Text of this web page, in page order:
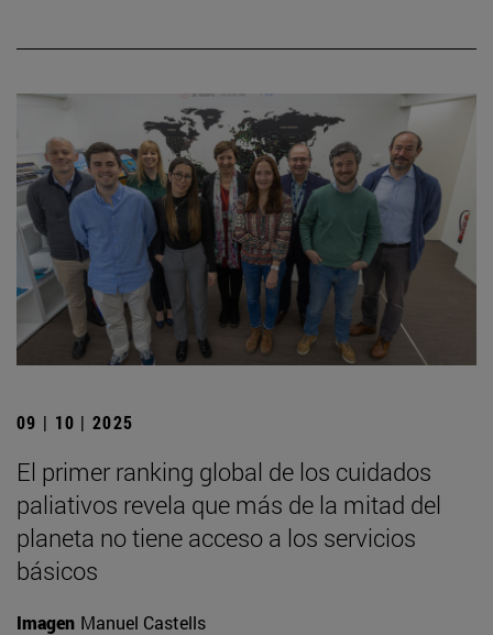
09 | 10 | 2025
El primer ranking global de los cuidados
paliativos revela que más de la mitad del
planeta no tiene acceso a los servicios
básicos
Imagen Manuel Castells